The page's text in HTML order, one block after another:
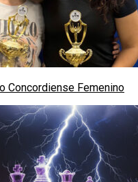
Concordiense Femenino